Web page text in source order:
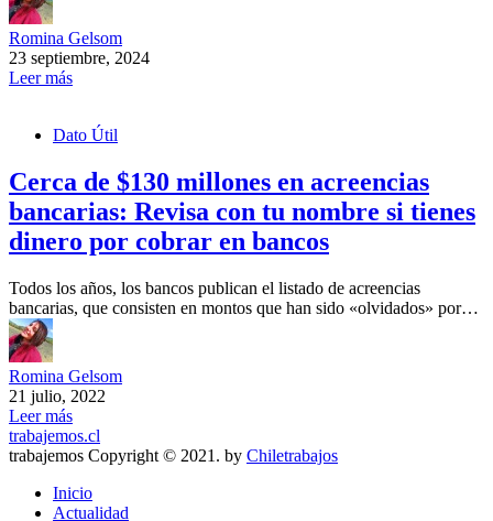
Romina Gelsom
23 septiembre, 2024
Leer más
Dato Útil
Cerca de $130 millones en acreencias
bancarias: Revisa con tu nombre si tienes
dinero por cobrar en bancos
Todos los años, los bancos publican el listado de acreencias
bancarias, que consisten en montos que han sido «olvidados» por…
Romina Gelsom
21 julio, 2022
Leer más
trabajemos.cl
trabajemos Copyright © 2021. by Chiletrabajos
Inicio
Actualidad